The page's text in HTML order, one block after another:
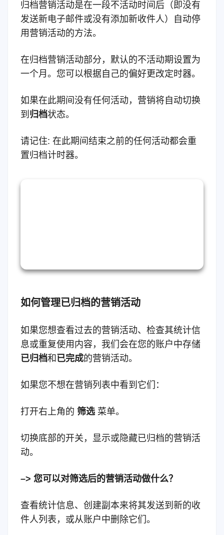
归档营销活动是在一段不活动时间后（即没有
发送新电子邮件或没有添加新收件人）自动停
用营销活动的方法。
在归档营销活动部分，默认的不活动期设置为
一个月。您可以根据自己的偏好更改定时器。
如果在此期间没有任何活动，营销将自动切换
到 归档状态。
请记住: 在此期间结束之前的任何活动都会重
置归档计时器。
如何管理已归档的营销活动
如果您想查看过去的营销活动、检查其统计信
息或重复使用内容，我们会在您的账户中存储
已归档和 已完成的营销活动。
如果您不想在营销列表中看到它们：
打开右上角的 筛选 菜单。
切换底部的开关，显示或隐藏已归档的营销活
动。
–> 您可以对筛选后的营销活动做什么？
查看统计信息、创建副本来将其发送到新的收
件人列表，或从账户中删除它们。